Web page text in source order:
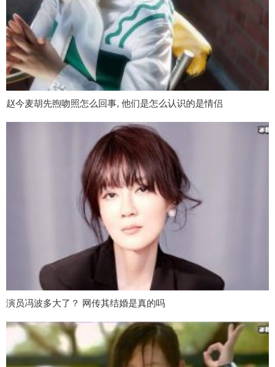
赵今麦胡先煦吻照怎么回事, 他们是怎么认识的是情侣
演员冯波多大了？ 网传其结婚是真的吗